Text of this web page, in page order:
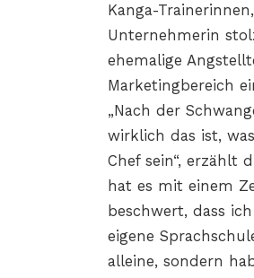
Kanga-
Unternehmerin
ehemalige
Marketingbereich
„Nach der
wirklich das ist,
Chef sein“, erzählt
hat es mit einem
beschwert, dass
eigene
alleine, sondern